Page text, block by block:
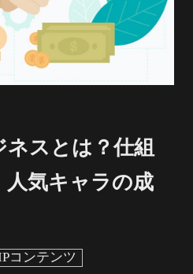
スとは？仕組
気キャラの成
コンテンツ